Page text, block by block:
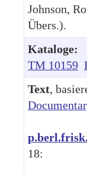
Johnson,
Übers.).
Kataloge:
TM 10159
Text,
18: